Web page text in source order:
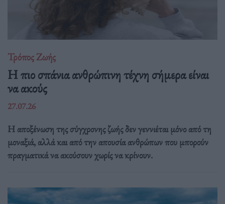
Τρόπος Ζωής
Η πιο σπάνια ανθρώπινη τέχνη σήμερα είναι
να ακούς
27.07.26
Η αποξένωση της σύγχρονης ζωής δεν γεννιέται μόνο από τη
μοναξιά, αλλά και από την απουσία ανθρώπων που μπορούν
πραγματικά να ακούσουν χωρίς να κρίνουν.